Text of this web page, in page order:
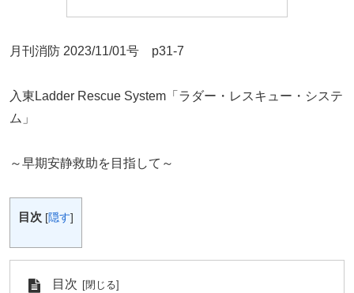
月刊消防 2023/11/01号 p31-7
入東Ladder Rescue System「ラダー・レスキュー・システ
ム」
～早期安静救助を目指して～
目次 [隠す]
目次